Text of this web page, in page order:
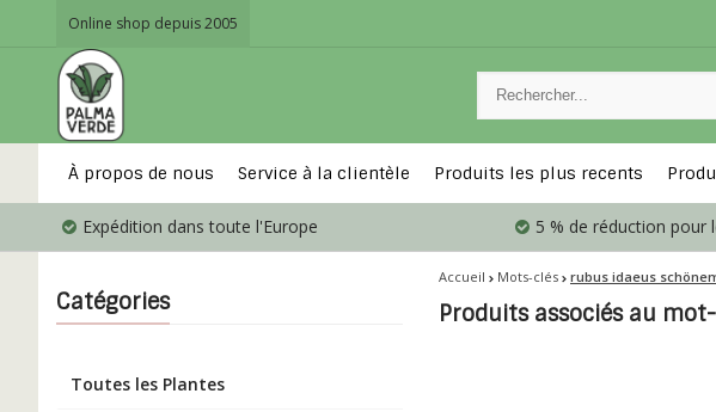
Online shop depuis 2005
À propos de nous Service à la clientèle Produits les plus recents
Expédition dans toute l'Europe 5 % de réduction pour
Catégories
Toutes les Plantes
Accueil Mots-clés rubus idaeus
Produits associés au